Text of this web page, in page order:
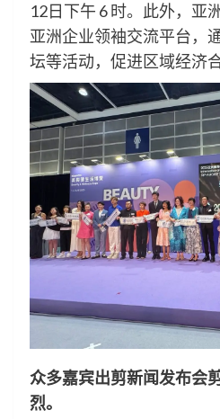
12日下午 6 时。此外，亚
亚洲企业领袖交流平台，
坛等活动，促进区域经济
众多嘉宾出剪新闻发布会
烈。